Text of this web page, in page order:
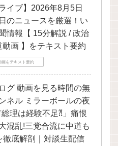
イブ】2026年8月5日
のニュースを厳選！い
情報【 15分解説 / 政治
画 】をテキスト要約
画をテキスト要約
グ 動画を見る時間の無
ル ミラーボールの夜
理は経験不足⁈」痛恨
混乱!三党合流に中道も
底解剖｜対談生配信